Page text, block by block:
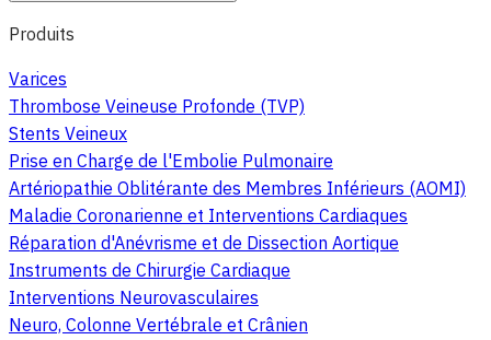
Produits
Varices
Thrombose Veineuse Profonde (TVP)
Stents Veineux
Prise en Charge de l'Embolie Pulmonaire
Artériopathie Oblitérante des Membres Inférieurs (AOMI)
Maladie Coronarienne et Interventions Cardiaques
Réparation d'Anévrisme et de Dissection Aortique
Instruments de Chirurgie Cardiaque
Interventions Neurovasculaires
Neuro, Colonne Vertébrale et Crânien